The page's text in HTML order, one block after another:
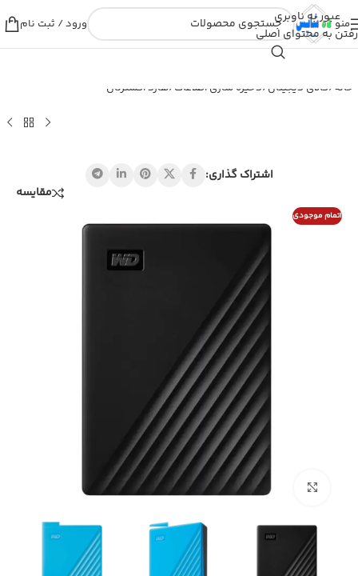
عبور به ناوبری
رفتن به محتوای اصلی
منو ورود / ثبت نام
خانه /کالای دیجیتال /ذخیره سازی اطلاعات /هارد اکسترنال
اشتراک گذاری:
مقایسه
اتمام موجودی
بزرگنمایی تصویر